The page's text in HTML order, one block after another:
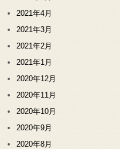
2021年4月
2021年3月
2021年2月
2021年1月
2020年12月
2020年11月
2020年10月
2020年9月
2020年8月